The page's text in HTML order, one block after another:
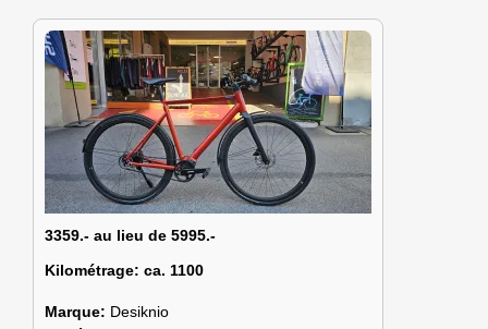
3359.- au lieu de 5995.-
Kilométrage: ca. 1100
Marque: Desiknio